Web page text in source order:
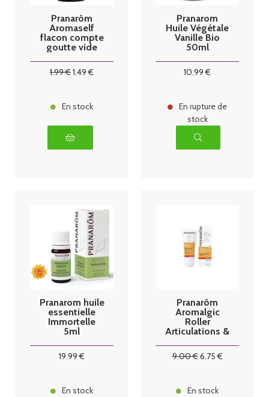
Pranarôm
Aromaself
flacon compte
goutte vide
1.99€1.49 €
En stock
Pranarom
Huile Végétale
Vanille Bio
50ml
10.99 €
En rupture de
stock
Pranarom huile
essentielle
Immortelle
5ml
19.99 €
En stock
Pranarôm
Aromalgic
Roller
Articulations &
9.00€6.75€
En stock